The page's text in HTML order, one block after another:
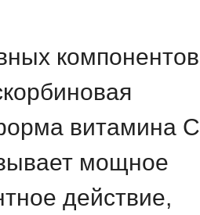
компонентов
витамина
мощное
действие,